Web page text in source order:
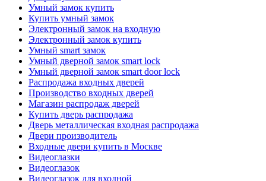
Умный замок купить
Купить умный замок
Электронный замок на входную
Электронный замок купить
Умный smart замок
Умный дверной замок smart lock
Умный дверной замок smart door lock
Распродажа входных дверей
Производство входных дверей
Магазин распродаж дверей
Купить дверь распродажа
Дверь металлическая входная распродажа
Двери производитель
Входные двери купить в Москве
Видеоглазки
Видеоглазок
Видеоглазок для входной